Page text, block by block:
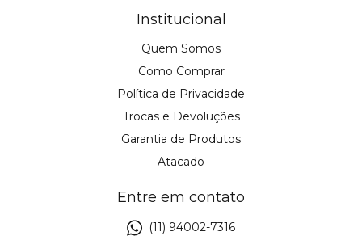
Institucional
Quem Somos
Como Comprar
Política de Privacidade
Trocas e Devoluções
Garantia de Produtos
Atacado
Entre em contato
(11) 94002-7316